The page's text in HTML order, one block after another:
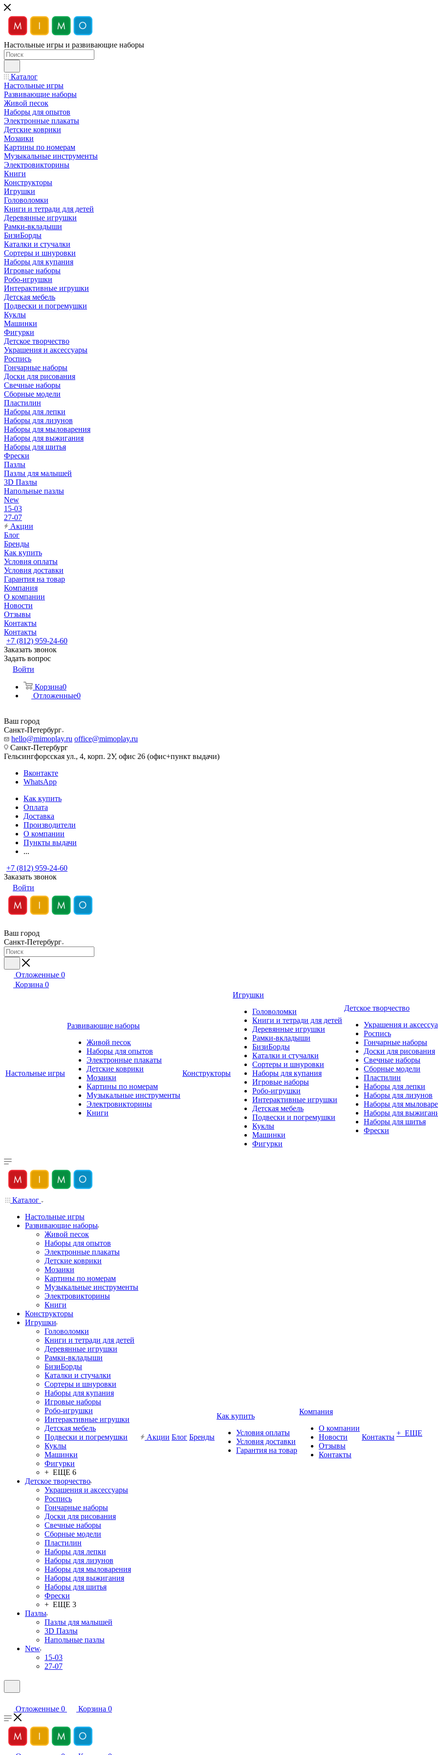
Настольные игры и развивающие наборы
Каталог
Настольные игры
Развивающие наборы
Живой песок
Наборы для опытов
Электронные плакаты
Детские коврики
Мозаики
Картины по номерам
Музыкальные инструменты
Электровикторины
Книги
Конструкторы
Игрушки
Головоломки
Книги и тетради для детей
Деревянные игрушки
Рамки-вкладыши
БизиБорды
Каталки и стучалки
Сортеры и шнуровки
Наборы для купания
Игровые наборы
Робо-игрушки
Интерактивные игрушки
Детская мебель
Подвески и погремушки
Куклы
Машинки
Фигурки
Детское творчество
Украшения и аксессуары
Роспись
Гончарные наборы
Доски для рисования
Свечные наборы
Сборные модели
Пластилин
Наборы для лепки
Наборы для лизунов
Наборы для мыловарения
Наборы для выжигания
Наборы для шитья
Фрески
Пазлы
Пазлы для малышей
3D Пазлы
Напольные пазлы
New
15-03
27-07
Акции
Блог
Бренды
Как купить
Условия оплаты
Условия доставки
Гарантия на товар
Компания
О компании
Новости
Отзывы
Контакты
Контакты
+7 (812) 959-24-60
Заказать звонок
Задать вопрос
Войти
Корзина0
Отложенные0
Ваш город
Санкт-Петербург
hello@mimoplay.ru office@mimoplay.ru
Санкт-Петербург
Гельсингфорсская ул., 4, корп. 2У, офис 26 (офис+пункт выдачи)
Вконтакте
WhatsApp
Как купить
Оплата
Доставка
Производители
О компании
Пункты выдачи
...
+7 (812) 959-24-60
Заказать звонок
Войти
Ваш город
Санкт-Петербург
Отложенные 0
Корзина 0
Настольные игры
Развивающие наборы
Живой песок
Наборы для опытов
Электронные плакаты
Детские коврики
Мозаики
Картины по номерам
Музыкальные инструменты
Электровикторины
Книги
Конструкторы
Игрушки
Головоломки
Книги и тетради для детей
Деревянные игрушки
Рамки-вкладыши
БизиБорды
Каталки и стучалки
Сортеры и шнуровки
Наборы для купания
Игровые наборы
Робо-игрушки
Интерактивные игрушки
Детская мебель
Подвески и погремушки
Куклы
Машинки
Фигурки
Детское творчество
Украшения и
Роспись
Гончарные наборы
Доски для рисования
Свечные наборы
Сборные модели
Пластилин
Наборы для лепки
Наборы для лизунов
Наборы для
Наборы для
Наборы для шитья
Фрески
Каталог
Настольные игры
Развивающие наборы
Живой песок
Наборы для опытов
Электронные плакаты
Детские коврики
Мозаики
Картины по номерам
Музыкальные инструменты
Электровикторины
Книги
Конструкторы
Игрушки
Головоломки
Книги и тетради для детей
Деревянные игрушки
Рамки-вкладыши
БизиБорды
Каталки и стучалки
Сортеры и шнуровки
Наборы для купания
Игровые наборы
Робо-игрушки
Интерактивные игрушки
Детская мебель
Подвески и погремушки
Куклы
Машинки
Фигурки
+ ЕЩЕ 6
Детское творчество
Украшения и аксессуары
Роспись
Гончарные наборы
Доски для рисования
Свечные наборы
Сборные модели
Пластилин
Наборы для лепки
Наборы для лизунов
Наборы для мыловарения
Наборы для выжигания
Наборы для шитья
Фрески
+ ЕЩЕ 3
Пазлы
Пазлы для малышей
3D Пазлы
Напольные пазлы
New
15-03
27-07
Акции Блог Бренды
Как купить
Условия оплаты
Условия доставки
Гарантия на товар
Компания
О компании
Новости
Отзывы
Контакты
Контакты + ЕЩЕ
Отложенные 0 Корзина 0